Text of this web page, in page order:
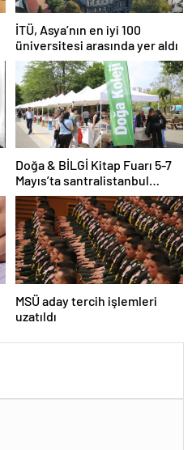
İTÜ, Asya’nın en iyi 100
üniversitesi arasında yer aldı
Doğa & BİLGİ Kitap Fuarı 5-7
Mayıs’ta santralistanbul
Kampüsünde kapılarını açıyor
MSÜ aday tercih işlemleri
uzatıldı